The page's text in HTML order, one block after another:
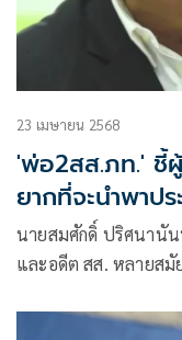
23 เมษายน 2568
'พ่อ2สส.ภท.'
ยากที่จะนำพาป
นายสมศักดิ์ ปริศนานั
และอดีต สส. หลายสมั
ถึง นายกรวีร์ ปริศนา